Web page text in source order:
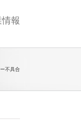
報
不具合